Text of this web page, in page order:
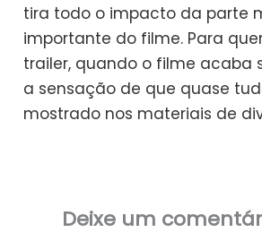
tira todo o impacto da parte
importante do filme. Para
trailer, quando o filme acaba
a sensação de que quase
mostrado nos materiais de
Deixe um